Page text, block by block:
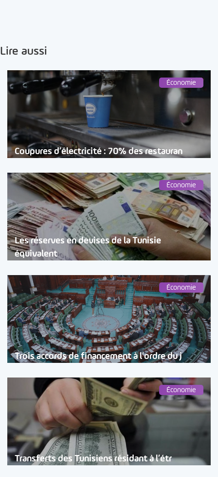
Lire aussi
Économie
Coupures d’électricité : 70% des restauran
Économie
Les réserves en devises de la Tunisie
équivalent
Économie
Trois accords de financement à l’ordre du j
Économie
Transferts des Tunisiens résidant à l’étr